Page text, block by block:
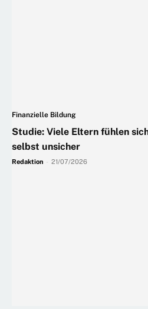
Finanzielle Bildung
Studie: Viele Eltern fühlen
selbst unsicher
Redaktion 21/07/2026